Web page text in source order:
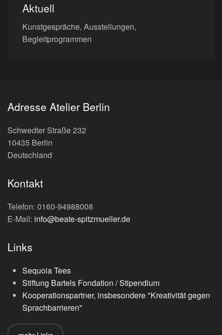
Aktuell
Kunstgespräche, Ausstellungen,
Begleitprogrammen
Adresse Atelier Berlin
Schwedter Straße 232
10435 Berlin
Deutschland
Kontakt
Telefon: 0160-94988008
E-Mail: info@beate-spitzmueller.de
Links
Sequoia Tees
Stiftung Bartels Fondation / Stipendium
Kooperationspartner, insbesondere "Kreativität gegen
Sprachbarrieren"